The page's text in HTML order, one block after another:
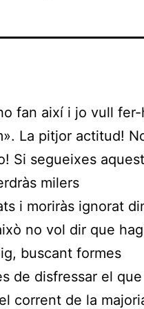
fan així i jo vull fer-
La pitjor actitud!
Si segueixes
milers
i moriràs ignorat
no vol dir que
buscant formes
de disfressar el
corrent de la